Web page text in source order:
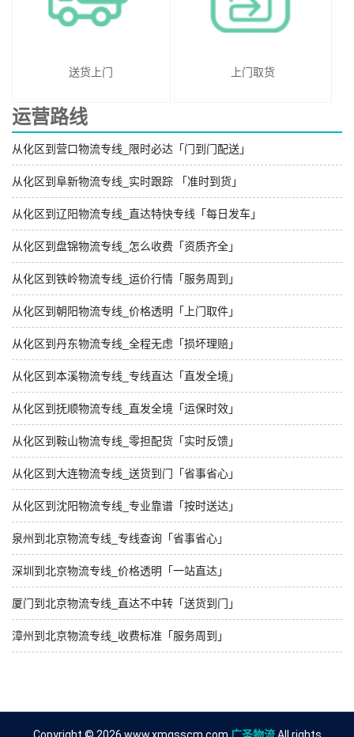
送货上门 上门取货
运营路线
从化区到营口物流专线_限时必达「门到门配送」
从化区到阜新物流专线_实时跟踪 「准时到货」
从化区到辽阳物流专线_直达特快专线「每日发车」
从化区到盘锦物流专线_怎么收费「资质齐全」
从化区到铁岭物流专线_运价行情「服务周到」
从化区到朝阳物流专线_价格透明「上门取件」
从化区到丹东物流专线_全程无虑「损坏理赔」
从化区到本溪物流专线_专线直达「直发全境」
从化区到抚顺物流专线_直发全境「运保时效」
从化区到鞍山物流专线_零担配货「实时反馈」
从化区到大连物流专线_送货到门「省事省心」
从化区到沈阳物流专线_专业靠谱「按时送达」
泉州到北京物流专线_专线查询「省事省心」
深圳到北京物流专线_价格透明「一站直达」
厦门到北京物流专线_直达不中转「送货到门」
漳州到北京物流专线_收费标准「服务周到」